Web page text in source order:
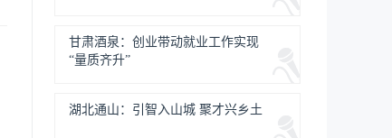
甘肃酒泉：创业带动就业工作实现
“量质齐升”
湖北通山：引智入山城 聚才兴乡土